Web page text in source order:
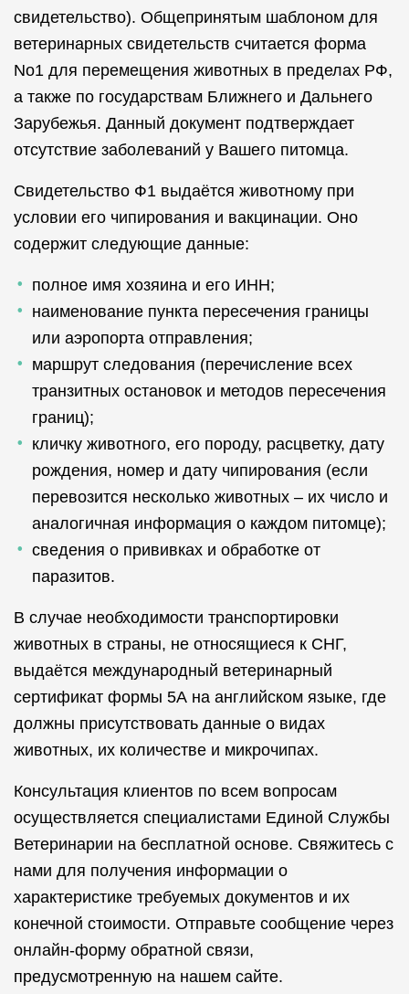
свидетельство). Общепринятым шаблоном для
ветеринарных свидетельств считается форма
No1 для перемещения животных в пределах РФ,
а также по государствам Ближнего и Дальнего
Зарубежья. Данный документ подтверждает
отсутствие заболеваний у Вашего питомца.
Свидетельство Ф1 выдаётся животному при
условии его чипирования и вакцинации. Оно
содержит следующие данные:
полное имя хозяина и его ИНН;
наименование пункта пересечения границы
или аэропорта отправления;
маршрут следования (перечисление всех
транзитных остановок и методов пересечения
границ);
кличку животного, его породу, расцветку, дату
рождения, номер и дату чипирования (если
перевозится несколько животных – их число и
аналогичная информация о каждом питомце);
сведения о прививках и обработке от
паразитов.
В случае необходимости транспортировки
животных в страны, не относящиеся к СНГ,
выдаётся международный ветеринарный
сертификат формы 5А на английском языке, где
должны присутствовать данные о видах
животных, их количестве и микрочипах.
Консультация клиентов по всем вопросам
осуществляется специалистами Единой Службы
Ветеринарии на бесплатной основе. Свяжитесь с
нами для получения информации о
характеристике требуемых документов и их
конечной стоимости. Отправьте сообщение через
онлайн-форму обратной связи,
предусмотренную на нашем сайте.